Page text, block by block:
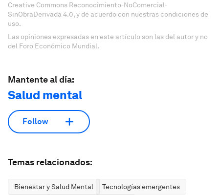
Creative Commons Reconocimiento-NoComercial-
SinObraDerivada 4.0, y de acuerdo con nuestras condiciones de
uso.
Las opiniones expresadas en este artículo son las del autor y no
del Foro Económico Mundial.
Mantente al día:
Salud mental
Follow
Temas relacionados:
Bienestar y Salud Mental Tecnologías emergentes